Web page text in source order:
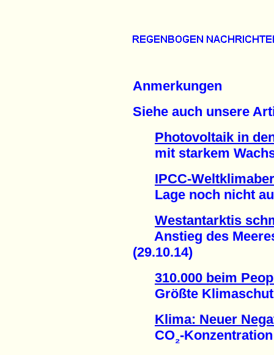
Anmerkungen
Siehe auch unsere
Photovoltaik in
mit starkem
IPCC-
Lage noch nicht
Westantarktis
Anstieg des
(29.10.14)
310.000 beim
Größte
Klima: Neuer
CO₂-